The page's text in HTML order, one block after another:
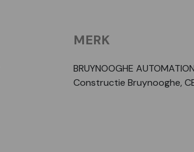
MERK
BRUYNOOGHE
Constructie Bruynooghe,